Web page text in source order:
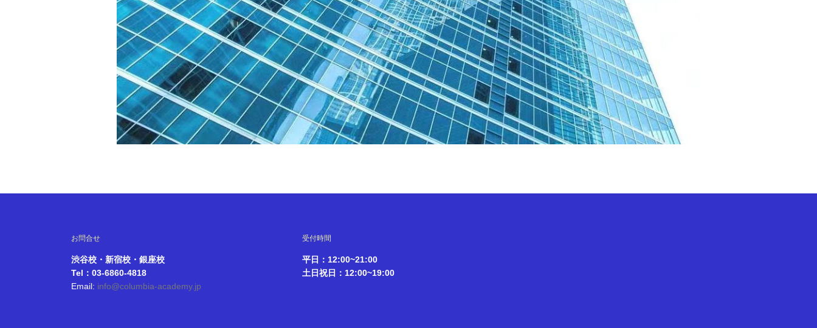
お問合せ
渋谷校・新宿校・銀座校
Tel：03-6860-4818
Email: info@columbia-academy.jp
受付時間
平日：12:00~21:00
土日祝日：12:00~19:00